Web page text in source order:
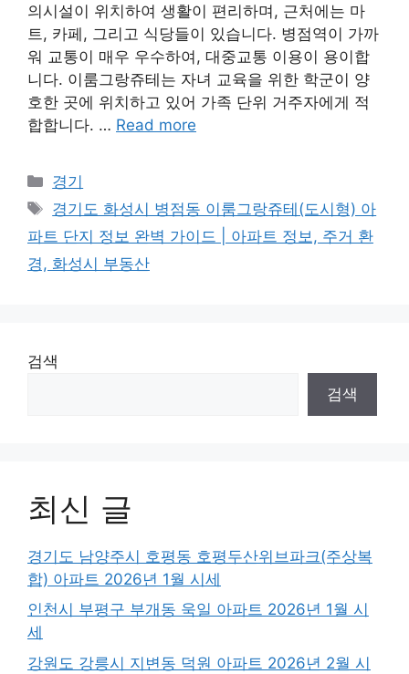
의시설이 위치하여 생활이 편리하며, 근처에는 마
트, 카페, 그리고 식당들이 있습니다. 병점역이 가까
워 교통이 매우 우수하여, 대중교통 이용이 용이합
니다. 이룸그랑쥬테는 자녀 교육을 위한 학군이 양
호한 곳에 위치하고 있어 가족 단위 거주자에게 적
합합니다. … Read more
Categories
경기
Tags
경기도 화성시 병점동 이룸그랑쥬테(도시형) 아
파트 단지 정보 완벽 가이드 | 아파트 정보, 주거 환
경, 화성시 부동산
검색
검색
최신 글
경기도 남양주시 호평동 호평두산위브파크(주상복
합) 아파트 2026년 1월 시세
인천시 부평구 부개동 욱일 아파트 2026년 1월 시
세
강원도 강릉시 지변동 덕원 아파트 2026년 2월 시